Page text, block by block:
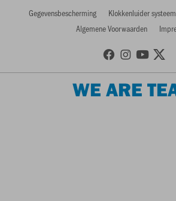
Gegevensbescherming Klokkenluider systeem
Algemene Voorwaarden
WE ARE